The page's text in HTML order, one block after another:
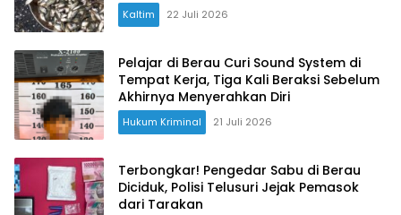
Kaltim 22 Juli 2026
Pelajar di Berau Curi Sound System di
Tempat Kerja, Tiga Kali Beraksi Sebelum
Akhirnya Menyerahkan Diri
Hukum Kriminal 21 Juli 2026
Terbongkar! Pengedar Sabu di Berau
Diciduk, Polisi Telusuri Jejak Pemasok
dari Tarakan